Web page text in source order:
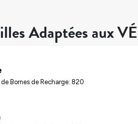
Adaptées aux VÉ
de Bornes de Recharge: 820